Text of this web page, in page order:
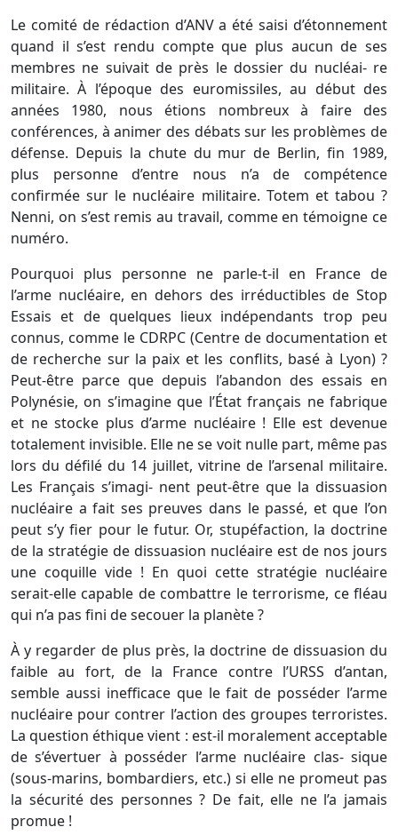
Le comité de rédaction d’ANV a été saisi d’étonnement
quand il s’est rendu compte que plus aucun de ses
membres ne suivait de près le dossier du nucléai- re
militaire. À l’époque des euromissiles, au début des
années 1980, nous étions nombreux à faire des
conférences, à animer des débats sur les problèmes de
défense. Depuis la chute du mur de Berlin, fin 1989,
plus personne d’entre nous n’a de compétence
confirmée sur le nucléaire militaire. Totem et tabou ?
Nenni, on s’est remis au travail, comme en témoigne ce
numéro.
Pourquoi plus personne ne parle-t-il en France de
l’arme nucléaire, en dehors des irréductibles de Stop
Essais et de quelques lieux indépendants trop peu
connus, comme le CDRPC (Centre de documentation et
de recherche sur la paix et les conflits, basé à Lyon) ?
Peut-être parce que depuis l’abandon des essais en
Polynésie, on s’imagine que l’État français ne fabrique
et ne stocke plus d’arme nucléaire ! Elle est devenue
totalement invisible. Elle ne se voit nulle part, même pas
lors du défilé du 14 juillet, vitrine de l’arsenal militaire.
Les Français s’imagi- nent peut-être que la dissuasion
nucléaire a fait ses preuves dans le passé, et que l’on
peut s’y fier pour le futur. Or, stupéfaction, la doctrine
de la stratégie de dissuasion nucléaire est de nos jours
une coquille vide ! En quoi cette stratégie nucléaire
serait-elle capable de combattre le terrorisme, ce fléau
qui n’a pas fini de secouer la planète ?
À y regarder de plus près, la doctrine de dissuasion du
faible au fort, de la France contre l’URSS d’antan,
semble aussi inefficace que le fait de posséder l’arme
nucléaire pour contrer l’action des groupes terroristes.
La question éthique vient : est-il moralement acceptable
de s’évertuer à posséder l’arme nucléaire clas- sique
(sous-marins, bombardiers, etc.) si elle ne promeut pas
la sécurité des personnes ? De fait, elle ne l’a jamais
promue !